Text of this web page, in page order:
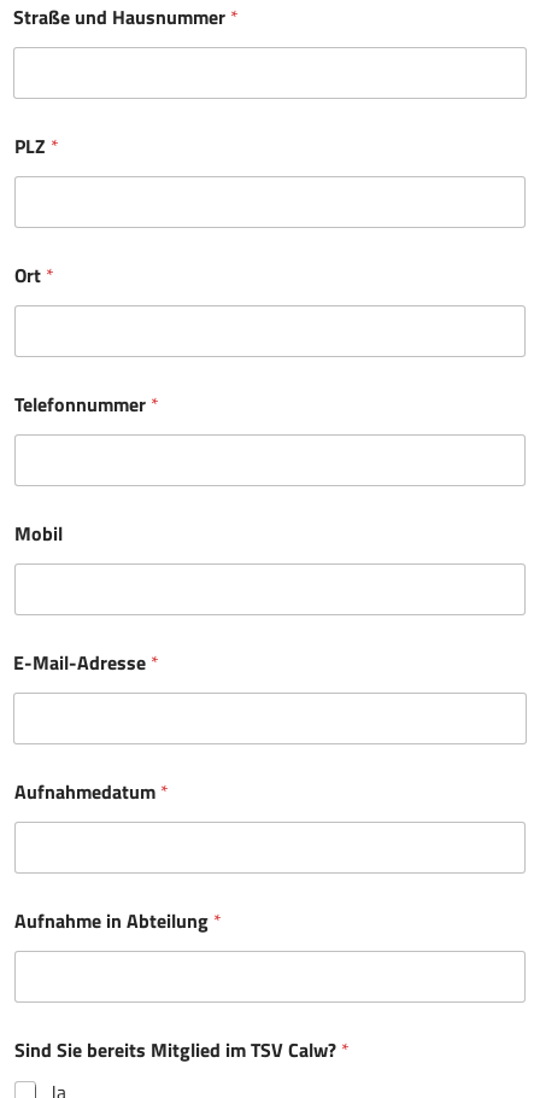
Straße und Hausnummer *
PLZ *
Ort *
Telefonnummer *
Mobil
K
o
t
n
h
b
r
E-Mail-Adresse *
Aufnahmedatum *
Aufnahme in Abteilung *
Sind Sie bereits Mitglied im TSV Calw? *
Ja